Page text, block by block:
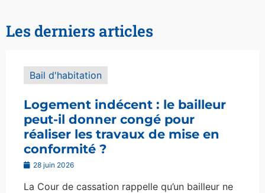
Les derniers articles
Bail d'habitation
Logement indécent : le bailleur
peut-il donner congé pour
réaliser les travaux de mise en
conformité ?
28 juin 2026
La Cour de cassation rappelle qu’un bailleur ne